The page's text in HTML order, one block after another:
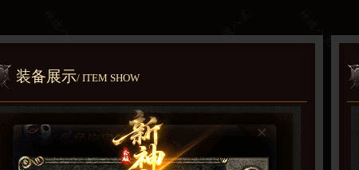
装备展示/ ITEM SHOW